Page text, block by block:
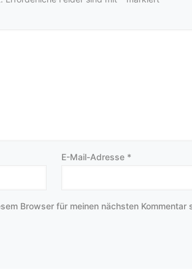
E-Mail-Adresse *
Browser für meinen nächsten Kommentar